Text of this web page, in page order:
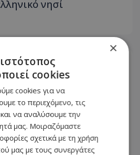
νησί
×
cookies
cookies για να
το περιεχόμενο, τις
και να αναλύσουμε την
μας. Μοιραζόμαστε
σχετικά με τη χρήση
μας με τους συνεργάτες